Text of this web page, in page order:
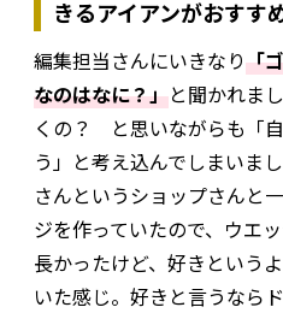
きるアイアンがおすす
編集担当さんにいきなり「
なのはなに？」と聞かれま
くの？ と思いながらも「
う」と考え込んでしまいま
さんというショップさんと
ジを作っていたので、ウエ
長かったけど、好きという
いた感じ。好きと言うなら